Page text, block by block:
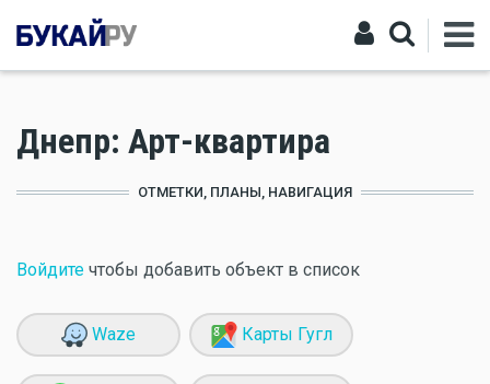
Днепр: Арт-квартира
ОТМЕТКИ, ПЛАНЫ, НАВИГАЦИЯ
Войдите чтобы добавить объект в список
Waze Карты Гугл